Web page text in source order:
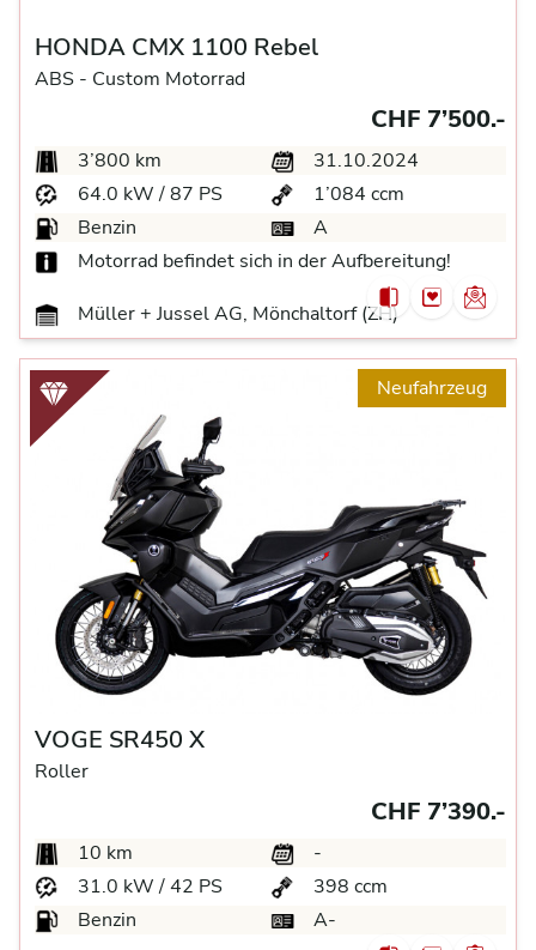
HONDA CMX 1100 Rebel
ABS - Custom Motorrad
CHF 7’500.-
3’800 km
31.10.2024
64.0 kW / 87 PS
1’084 ccm
Benzin
A
Motorrad befindet sich in der Aufbereitung!
Müller + Jussel AG, Mönchaltorf (ZH)
Neufahrzeug
VOGE SR450 X
Roller
CHF 7’390.-
10 km
-
31.0 kW / 42 PS
398 ccm
Benzin
A-